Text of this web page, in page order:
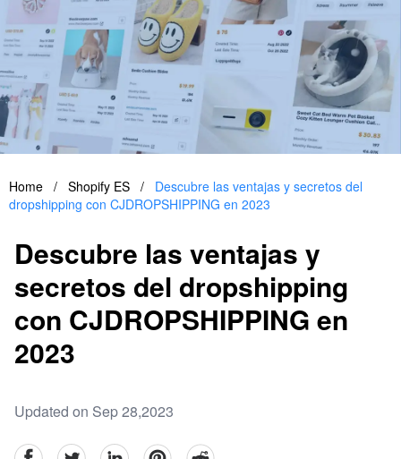
Home / Shopify ES /
Descubre las ventajas y secretos del
dropshipping con CJDROPSHIPPING en 2023
Descubre las ventajas y
secretos del dropshipping
con CJDROPSHIPPING en
2023
Updated on Sep 28,2023
facebookTwitter linkedinpinterestreddit